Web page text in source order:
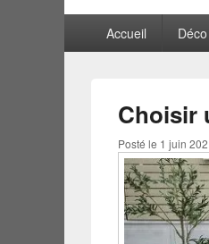
principalAccueil Déco
Choisir
Posté le 1 juin